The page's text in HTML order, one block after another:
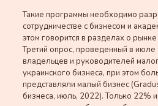
Такие программы необходимо
сотрудничестве с бизнесом и
этом говорится в разделах о
Третий опрос, проведенный в июле
владельцев и руководителей
украинского бизнеса, при этом
представляли малый бизнес
бизнеса, июль, 2022). Только 22%